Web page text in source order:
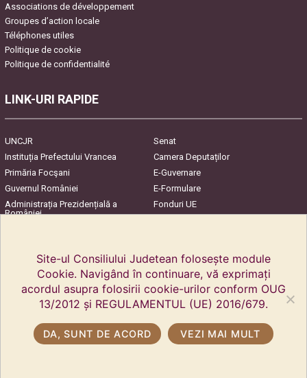
Associations de développement
Groupes d’action locale
Téléphones utiles
Politique de cookie
Politique de confidentialité
LINK-URI RAPIDE
UNCJR
Senat
Instituția Prefectului Vrancea
Camera Deputaților
Primăria Focşani
E-Guvernare
Guvernul României
E-Formulare
Administrația Prezidențială a
României
Fonduri UE
Site-ul Consiliului Judetean folosește module
Cookie. Navigând în continuare, vă exprimați
acordul asupra folosirii cookie-urilor conform OUG
13/2012 și REGULAMENTUL (UE) 2016/679.
DA, SUNT DE ACORD VEZI MAI MULT